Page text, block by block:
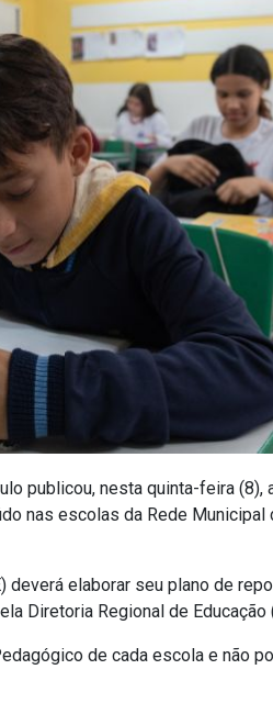
publicou, nesta quinta-feira (8),
nas escolas da Rede Municipal
deverá elaborar seu plano de
Diretoria Regional de Educação
de cada escola e não